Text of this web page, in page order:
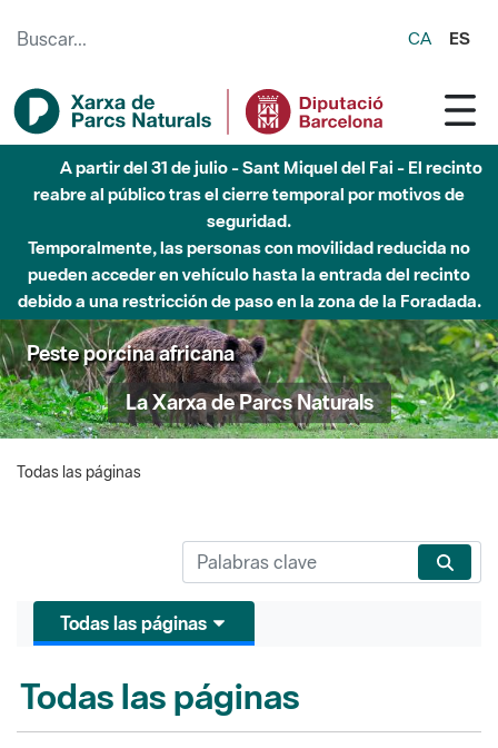
CA ES
A partir del 31 de julio - Sant Miquel del Fai - El recinto
reabre al público tras el cierre temporal por motivos de
seguridad.
Temporalmente, las personas con movilidad reducida no
pueden acceder en vehículo hasta la entrada del recinto
debido a una restricción de paso en la zona de la Foradada.
Peste porcina africana
La Xarxa de Parcs Naturals
Todas las páginas
Todas las páginas
Todas las páginas